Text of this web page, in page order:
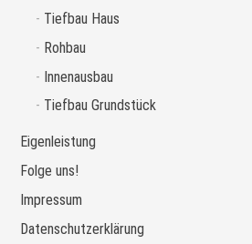
Tiefbau Haus
Rohbau
Innenausbau
Tiefbau Grundstück
Eigenleistung
Folge uns!
Impressum
Datenschutzerklärung